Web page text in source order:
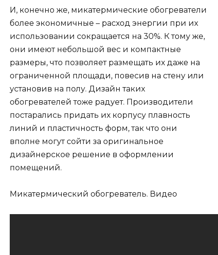
И, конечно же, микатермические обогреватели
более экономичные – расход энергии при их
использовании сокращается на 30%. К тому же,
они имеют небольшой вес и компактные
размеры, что позволяет размещать их даже на
ограниченной площади, повесив на стену или
установив на полу. Дизайн таких
обогревателей тоже радует. Производители
постарались придать их корпусу плавность
линий и пластичность форм, так что они
вполне могут сойти за оригинальное
дизайнерское решение в оформлении
помещений.
Микатермический обогреватель. Видео